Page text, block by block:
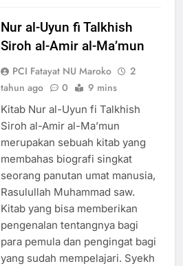
Nur al-Uyun fi Talkhish
Siroh al-Amir al-Ma’mun
PCI Fatayat NU Maroko
2
tahun ago
0 9 mins
Kitab Nur al-Uyun fi Talkhish
Siroh al-Amir al-Ma’mun
merupakan sebuah kitab yang
membahas biografi singkat
seorang panutan umat manusia,
Rasulullah Muhammad saw.
Kitab yang bisa memberikan
pengenalan tentangnya bagi
para pemula dan pengingat bagi
yang sudah mempelajari. Syekh